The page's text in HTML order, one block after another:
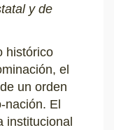
y de
histórico
el
un orden
nación. El
institucional